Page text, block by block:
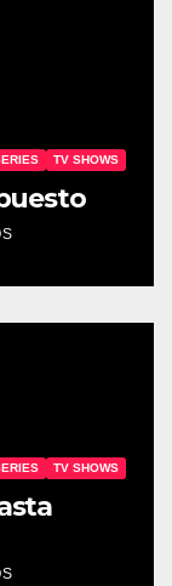
TV SHOWS
TV SHOWS